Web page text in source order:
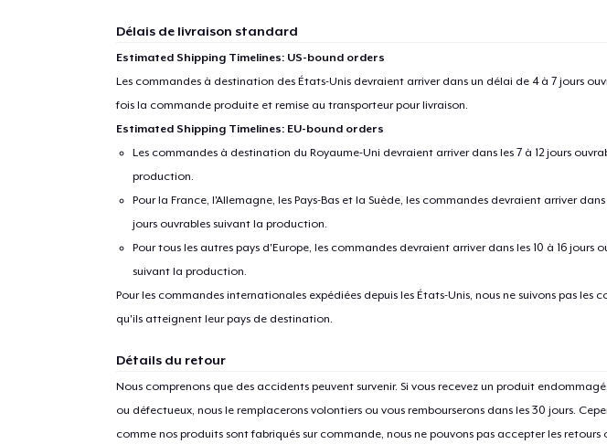
Délais de livraison standard
Estimated Shipping Timelines: US-bound orders
Les commandes à destination des États-Unis devraient arriver dans un délai de 4 à 7 jours
fois la commande produite et remise au transporteur pour livraison.
Estimated Shipping Timelines: EU-bound orders
Les commandes à destination du Royaume-Uni devraient arriver dans les 7 à 12 jours
production.
Pour la France, l'Allemagne, les Pays-Bas et la Suède, les commandes devraient arriver dans
jours ouvrables suivant la production.
Pour tous les autres pays d'Europe, les commandes devraient arriver dans les 10 à 16 jours
suivant la production.
Pour les commandes internationales expédiées depuis les États-Unis, nous ne suivons pas les
qu'ils atteignent leur pays de destination.
Détails du retour
Nous comprenons que des accidents peuvent survenir. Si vous recevez un produit
ou défectueux, nous le remplacerons volontiers ou vous rembourserons dans les 30 jours.
comme nos produits sont fabriqués sur commande, nous ne pouvons pas accepter les retours